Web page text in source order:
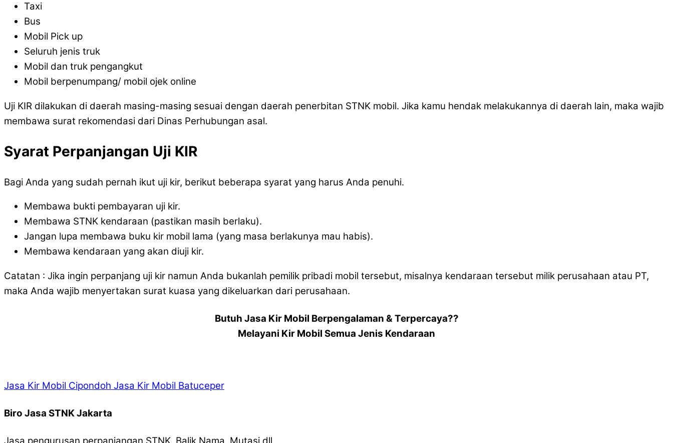
Taxi
Bus
Mobil Pick up
Seluruh jenis truk
Mobil dan truk pengangkut
Mobil berpenumpang/ mobil ojek online
Uji KIR dilakukan di daerah masing-masing sesuai dengan daerah penerbitan STNK mobil. Jika kamu hendak melakukannya di daerah lain, maka wajib
membawa surat rekomendasi dari Dinas Perhubungan asal.
Syarat Perpanjangan Uji KIR
Bagi Anda yang sudah pernah ikut uji kir, berikut beberapa syarat yang harus Anda penuhi.
Membawa bukti pembayaran uji kir.
Membawa STNK kendaraan (pastikan masih berlaku).
Jangan lupa membawa buku kir mobil lama (yang masa berlakunya mau habis).
Membawa kendaraan yang akan diuji kir.
Catatan : Jika ingin perpanjang uji kir namun Anda bukanlah pemilik pribadi mobil tersebut, misalnya kendaraan tersebut milik perusahaan atau PT,
maka Anda wajib menyertakan surat kuasa yang dikeluarkan dari perusahaan.
Butuh Jasa Kir Mobil Berpengalaman & Terpercaya??
Melayani Kir Mobil Semua Jenis Kendaraan
Jasa Kir Mobil Cipondoh Jasa Kir Mobil Batuceper
Biro Jasa STNK Jakarta